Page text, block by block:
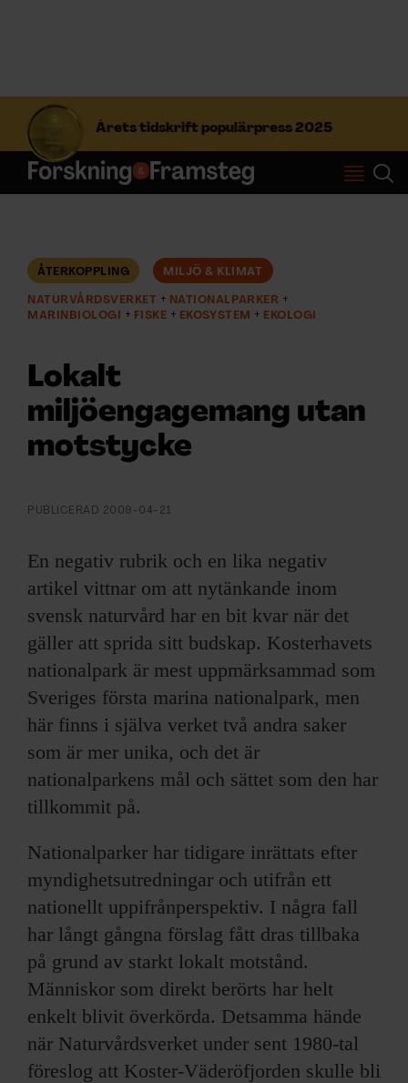
Årets tidskrift populärpress 2025
S
f
t
Prenumerera
NYHETSBREV
ÄMNEN
ARKIV & E-TIDNING
LYSSNA/PODD
EVENEMANG & RESOR
SHOP
KONTAKTA F&F
SKRIV I F&F
PRENUMERERA PÅ F&F
ANNONSERA I F&F
OM F&F
ÅTERKOPPLING MILJÖ & KLIMAT
NATURVÅRDSVERKET
NATIONALPARKER
MARINBIOLOGI
FISKE EKOSYSTEM EKOLOGI
Lokalt
miljöengagemang utan
motstycke
PUBLICERAD 2009-04-21
En negativ rubrik och en lika negativ
artikel vittnar om att nytänkande inom
svensk naturvård har en bit kvar när det
gäller att sprida sitt budskap. Kosterhavets
nationalpark är mest uppmärksammad som
Sveriges första marina nationalpark, men
här finns i själva verket två andra saker
som är mer unika, och det är
nationalparkens mål och sättet som den har
tillkommit på.
Nationalparker har tidigare inrättats efter
myndighetsutredningar och utifrån ett
nationellt upp­ifrånperspektiv. I några fall
har långt gångna förslag fått dras tillbaka
på grund av starkt lokalt motstånd.
Människor som direkt berörts har helt
enkelt blivit överkörda. Detsamma hände
när Naturvårdsverket under sent 1980-tal
föreslog att Koster-Väderöfjorden skulle bli